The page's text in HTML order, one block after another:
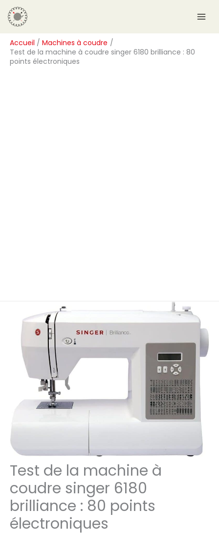
Aller
au
contenu
Accueil
Machines à coudre
Test de la machine à coudre singer 6180 brilliance : 80
points électroniques
Test de la machine à
coudre singer 6180
brilliance : 80 points
électroniques
R
e
c
h
e